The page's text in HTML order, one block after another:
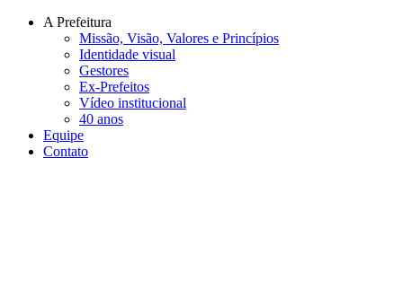
Conteúdo principal
A Prefeitura
Missão, Visão, Valores e Princípios
Identidade visual
Gestores
Ex-Prefeitos
Vídeo institucional
40 anos
Equipe
Contato